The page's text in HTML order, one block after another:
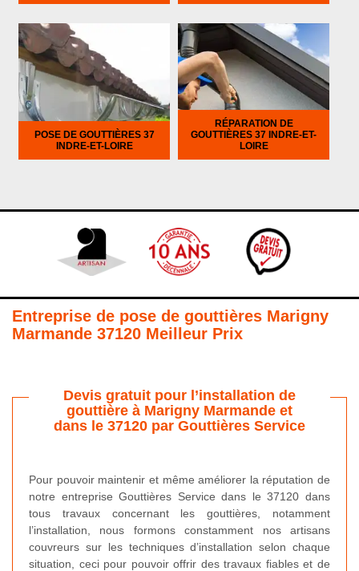
POSE DE GOUTTIÈRES 37
INDRE-ET-LOIRE
RÉPARATION DE
GOUTTIÈRES 37 INDRE-ET-
LOIRE
Entreprise de pose de gouttières Marigny
Marmande 37120 Meilleur Prix
Devis gratuit pour l’installation de
gouttière à Marigny Marmande et
dans le 37120 par Gouttières Service
Pour pouvoir maintenir et même améliorer la réputation de
notre entreprise Gouttières Service dans le 37120 dans
tous travaux concernant les gouttières, notamment
l’installation, nous formons constamment nos artisans
couvreurs sur les techniques d’installation selon chaque
situation, ceci pour pouvoir offrir des travaux fiables et de